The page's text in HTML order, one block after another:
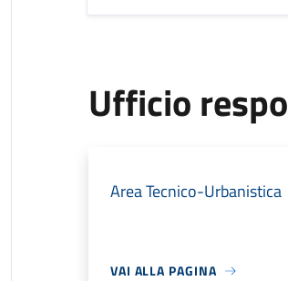
Ufficio
Area Tecnico-Urbanistica
VAI ALLA PAGINA